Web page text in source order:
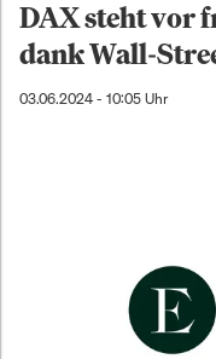
DAX steht vor
dank Wall-
03.06.2024 - 10:05 Uhr